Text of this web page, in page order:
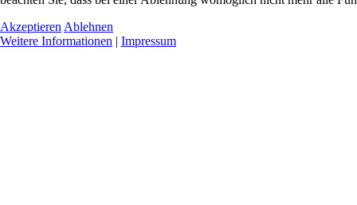
Akzeptieren Ablehnen
Weitere Informationen | Impressum